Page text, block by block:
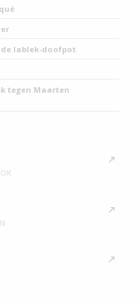
lablek-doofpot
tegen Maarten